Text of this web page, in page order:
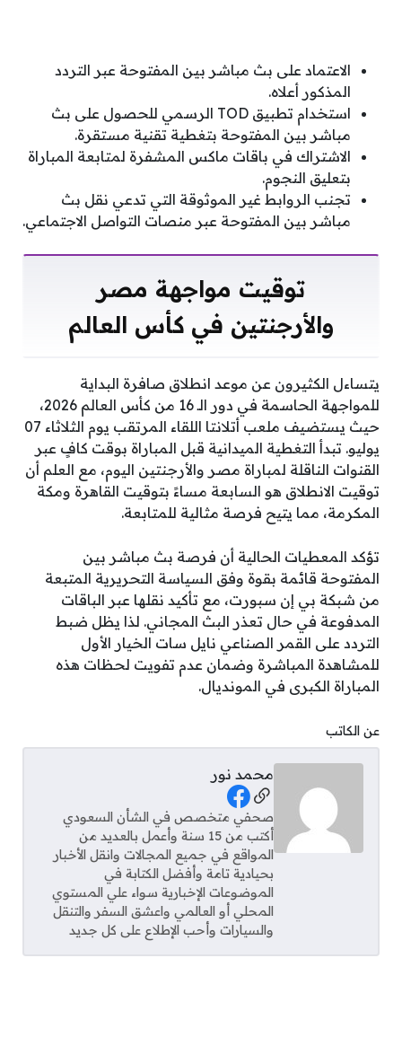
الاعتماد على بث مباشر بين المفتوحة عبر التردد
المذكور أعلاه.
استخدام تطبيق TOD الرسمي للحصول على بث
مباشر بين المفتوحة بتغطية تقنية مستقرة.
الاشتراك في باقات ماكس المشفرة لمتابعة المباراة
بتعليق النجوم.
تجنب الروابط غير الموثوقة التي تدعي نقل بث
مباشر بين المفتوحة عبر منصات التواصل الاجتماعي.
توقيت مواجهة مصر
والأرجنتين في كأس العالم
يتساءل الكثيرون عن موعد انطلاق صافرة البداية
للمواجهة الحاسمة في دور الـ 16 من كأس العالم 2026،
حيث يستضيف ملعب أتلانتا اللقاء المرتقب يوم الثلاثاء 07
يوليو. تبدأ التغطية الميدانية قبل المباراة بوقت كافٍ عبر
القنوات الناقلة لمباراة مصر والأرجنتين اليوم، مع العلم أن
توقيت الانطلاق هو السابعة مساءً بتوقيت القاهرة ومكة
المكرمة، مما يتيح فرصة مثالية للمتابعة.
تؤكد المعطيات الحالية أن فرصة بث مباشر بين
المفتوحة قائمة بقوة وفق السياسة التحريرية المتبعة
من شبكة بي إن سبورت، مع تأكيد نقلها عبر الباقات
المدفوعة في حال تعذر البث المجاني. لذا يظل ضبط
التردد على القمر الصناعي نايل سات الخيار الأول
للمشاهدة المباشرة وضمان عدم تفويت لحظات هذه
المباراة الكبرى في المونديال.
عن الكاتب
محمد نور
Social Links
صحفي متخصص في الشأن السعودي
أكتب من 15 سنة وأعمل بالعديد من
المواقع في جميع المجالات وانقل الأخبار
بحيادية تامة وأفضل الكتابة في
الموضوعات الإخبارية سواء علي المستوي
المحلي أو العالمي واعشق السفر والتنقل
والسيارات وأحب الإطلاع على كل جديد